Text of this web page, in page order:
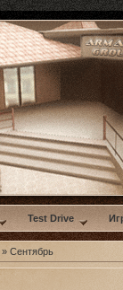
Test Drive
» Сентябрь